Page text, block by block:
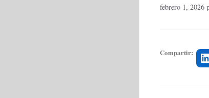
febrero 1, 2026
Compartir: